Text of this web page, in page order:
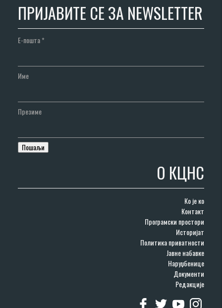
ПРИЈАВИТЕ СЕ ЗА NEWSLETTER
Е-пошта*
Име
Презиме
О КЦНС
Ко је ко
Контакт
Програмски простори
Историјат
Политика приватности
Јавне набавке
Наруџбенице
Документи
Редакције